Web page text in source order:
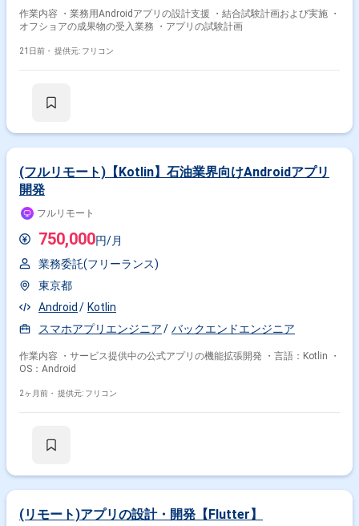
作業内容 ・業務用Androidアプリの設計支援 ・結合試験計画および実施 ・
オフショアの成果物の受入業務 ・アプリの試験計画
21日前・ 提供元: フリコン
(フルリモート)【Kotlin】石油業界向けAndroidアプリ
開発
フルリモート
750,000円/月
業務委託(フリーランス)
東京都
Android
Kotlin
スマホアプリエンジニア
バックエンドエンジニア
作業内容 ・サービス提供中の公式アプリの機能拡張開発 ・言語：Kotlin ・
OS：Android
2ヶ月前・ 提供元: フリコン
(リモート)アプリの設計・開発【Flutter】